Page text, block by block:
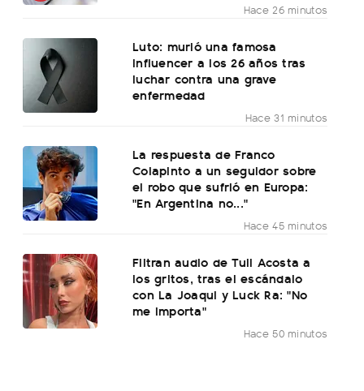
Hace 26 minutos
Luto: murió una famosa
influencer a los 26 años tras
luchar contra una grave
enfermedad
Hace 31 minutos
La respuesta de Franco
Colapinto a un seguidor sobre
el robo que sufrió en Europa:
"En Argentina no..."
Hace 45 minutos
Filtran audio de Tuli Acosta a
los gritos, tras el escándalo
con La Joaqui y Luck Ra: "No
me importa"
Hace 50 minutos